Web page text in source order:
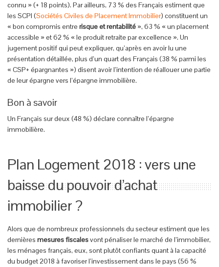
connu » (+ 18 points). Par ailleurs, 73 % des Français estiment que
les SCPI (Sociétés Civiles de Placement Immobilier) constituent un
« bon compromis entre risque et rentabilité », 63 % « un placement
accessible » et 62 % « le produit retraite par excellence ». Un
jugement positif qui peut expliquer, qu’après en avoir lu une
présentation détaillée, plus d’un quart des Français (38 % parmi les
« CSP+ épargnantes ») disent avoir l’intention de réallouer une partie
de leur épargne vers l’épargne immobilière.
Bon à savoir
Un Français sur deux (48 %) déclare connaître l’épargne
immobilière.
Plan Logement 2018 : vers une
baisse du pouvoir d’achat
immobilier ?
Alors que de nombreux professionnels du secteur estiment que les
dernières mesures fiscalesvont pénaliser le marché de l’immobilier,
les ménages français, eux, sont plutôt confiants quant à la capacité
du budget 2018 à favoriser l’investissement dans le pays (56 %